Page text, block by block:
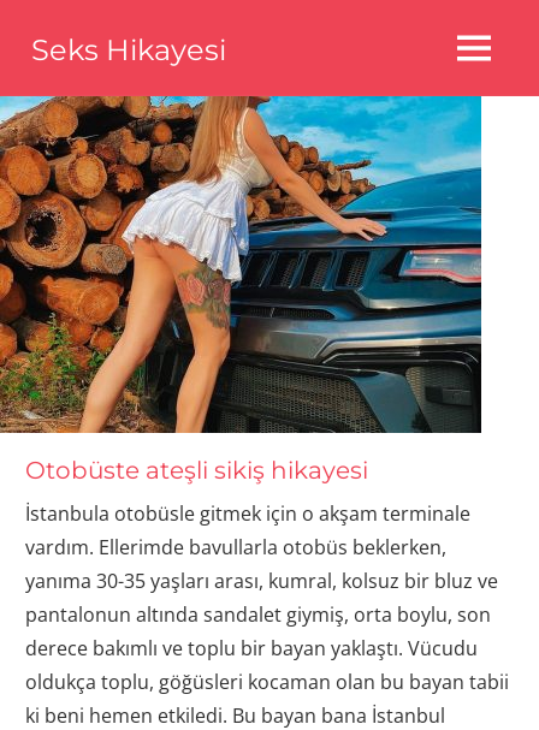
Seks Hikayesi
Hikayeleri,Bedava
Seks
Hikayeleri,Aldatma
Seks
Hikayeleri
MENU
Otobüste ateşli sikiş hikayesi
İstanbula otobüsle gitmek için o akşam terminale
vardım. Ellerimde bavullarla otobüs beklerken,
yanıma 30-35 yaşları arası, kumral, kolsuz bir bluz ve
pantalonun altında sandalet giymiş, orta boylu, son
derece bakımlı ve toplu bir bayan yaklaştı. Vücudu
oldukça toplu, göğüsleri kocaman olan bu bayan tabii
ki beni hemen etkiledi. Bu bayan bana İstanbul